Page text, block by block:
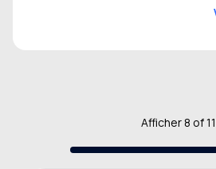
Afficher8 of11